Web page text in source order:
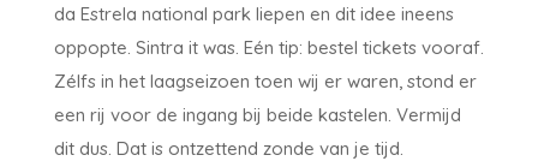
da Estrela national park liepen en dit idee ineens
oppopte. Sintra it was. Eén tip: bestel tickets vooraf.
Zélfs in het laagseizoen toen wij er waren, stond er
een rij voor de ingang bij beide kastelen. Vermijd
dit dus. Dat is ontzettend zonde van je tijd.